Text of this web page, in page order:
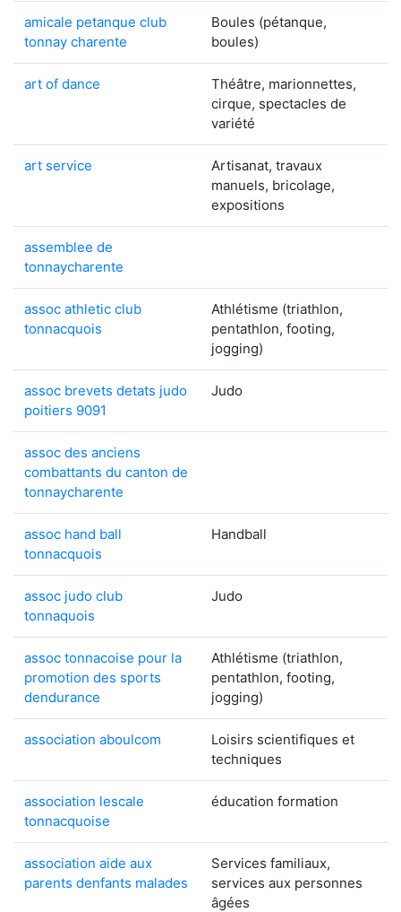
amicale petanque club
tonnay charente
Boules (pétanque,
boules)
art of dance
Théâtre, marionnettes,
cirque, spectacles de
variété
art service
Artisanat, travaux
manuels, bricolage,
expositions
assemblee de
tonnaycharente
assoc athletic club
tonnacquois
Athlétisme (triathlon,
pentathlon, footing,
jogging)
assoc brevets detats judo
poitiers 9091
Judo
assoc des anciens
combattants du canton de
tonnaycharente
assoc hand ball
tonnacquois
Handball
assoc judo club
tonnaquois
Judo
assoc tonnacoise pour la
promotion des sports
dendurance
Athlétisme (triathlon,
pentathlon, footing,
jogging)
association aboulcom
Loisirs scientifiques et
techniques
association lescale
tonnacquoise
éducation formation
association aide aux
parents denfants malades
Services familiaux,
services aux personnes
âgées